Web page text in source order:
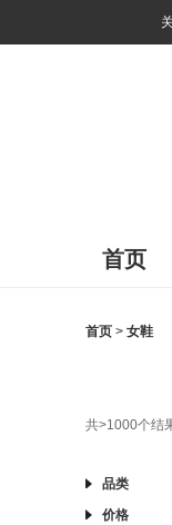
首页
首页 > 女鞋
共>1000个结
品类
价格